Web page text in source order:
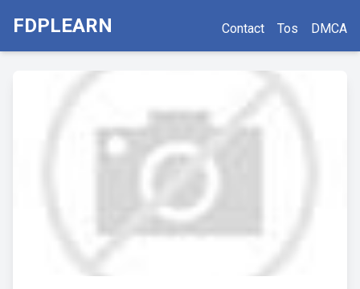
FDPLEARN Contact Tos DMCA